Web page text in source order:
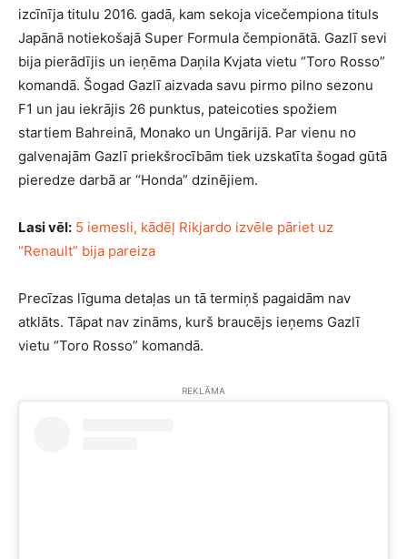
izcīnīja titulu 2016. gadā, kam sekoja vicečempiona tituls
Japānā notiekošajā Super Formula čempionātā. Gazlī sevi
bija pierādījis un ieņēma Daņila Kvjata vietu “Toro Rosso”
komandā. Šogad Gazlī aizvada savu pirmo pilno sezonu
F1 un jau iekrājis 26 punktus, pateicoties spožiem
startiem Bahreinā, Monako un Ungārijā. Par vienu no
galvenajām Gazlī priekšrocībām tiek uzskatīta šogad gūtā
pieredze darbā ar “Honda” dzinējiem.
Lasi vēl: 5 iemesli, kādēļ Rikjardo izvēle pāriet uz
“Renault” bija pareiza
Precīzas līguma detaļas un tā termiņš pagaidām nav
atklāts. Tāpat nav zināms, kurš braucējs ieņems Gazlī
vietu “Toro Rosso” komandā.
REKLĀMA